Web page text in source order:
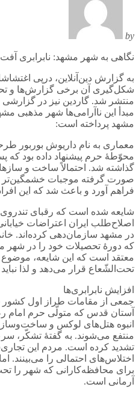
by
نگاهی به شهر مشهد: نابرابری
به گزارش دین‌آنلاین، درپی
شکل‌گیری آن برخی گزارش‌ها و
منتشر شد. گاردین نیز در گزارشی
مبدأ این ناآرامی‌ها شهر مذهبی
مشهد پرداخته است:
معماری به نام داریوش بوربور
محوّطۀ حرم پیشنهاد داده بود که
گذاشته شد. احتمالاً ساخت و
صورت گرفته موجبات خشمگین‌تر
فراهم آورد و باعث شد که این
شایعه شده است که رقبای
اصلاح‌طلب ایران اعتراضات
در مشهد سازمان‌دهی کرده‌اند.
که دورۀ تحصیلات خود را در
معتقد است که این شایعه،
تحت‌الشّعاع قرار می‌دهد و لذا
افزایش نابرابری‌ها
جمعی از مقامات طراز اول کشور
آستان قدس که متولّی حرم امام
انبوه هتل‌های لوکس و
منتفع می‌شوند. به گفتۀ تشکّر،
تشدید کرده است. مردم این
اختلاس‌های احتمالی را می‌بینند.
برای محافظه‌کارانی که شهر را
آرمانی است.